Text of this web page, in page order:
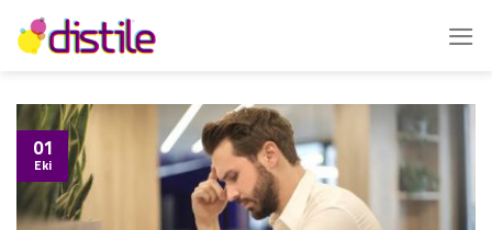
İçeriğe
atla
01
Eki